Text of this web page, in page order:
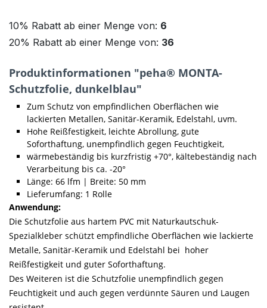
10% Rabatt ab einer Menge von: 6
20% Rabatt ab einer Menge von: 36
Produktinformationen "peha® MONTA-
Schutzfolie, dunkelblau"
Zum Schutz von empfindlichen Oberflächen wie
lackierten Metallen, Sanitär-Keramik, Edelstahl, uvm.
Hohe Reißfestigkeit, leichte Abrollung, gute
Soforthaftung, unempfindlich gegen Feuchtigkeit,
wärmebeständig bis kurzfristig +70°, kältebeständig nach
Verarbeitung bis ca. -20°
Länge: 66 lfm | Breite: 50 mm
Lieferumfang: 1 Rolle
Anwendung:
Die Schutzfolie aus hartem PVC mit Naturkautschuk-
Spezialkleber schützt empfindliche Oberflächen wie lackierte
Metalle, Sanitär-Keramik und Edelstahl bei hoher
Reißfestigkeit und guter Soforthaftung.
Des Weiteren ist die Schutzfolie unempfindlich gegen
Feuchtigkeit und auch gegen verdünnte Säuren und Laugen